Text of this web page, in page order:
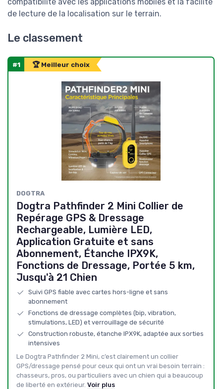
de lecture de la localisation sur le terrain.
Le classement
#1 🏆 Meilleur choix
DOGTRA
Dogtra Pathfinder 2 Mini Collier de
Repérage GPS & Dressage
Rechargeable, Lumière LED,
Application Gratuite et sans
Abonnement, Étanche IPX9K,
Fonctions de Dressage, Portée 5 km,
Jusqu'à 21 Chien
Suivi GPS fiable avec cartes hors-ligne et sans
abonnement
Fonctions de dressage complètes (bip, vibration,
stimulations, LED) et verrouillage de sécurité
Construction robuste, étanche IPX9K, adaptée aux sorties
intensives
Le Dogtra Pathfinder 2 Mini, c’est clairement un collier
GPS/dressage pensé pour ceux qui ont un vrai besoin terrain :
chasseurs, pros, ou particuliers avec un chien qui a beaucoup
de liberté en extérieur. Voir plus